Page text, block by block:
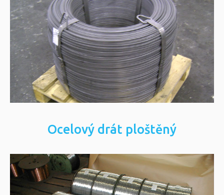
Ocelový drát ploštěný
Ocelový drát pozinkovaný
Ocelový drát uložený v kruzích, na
cívce.
Více informací